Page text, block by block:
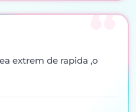
extrem de rapida ,o